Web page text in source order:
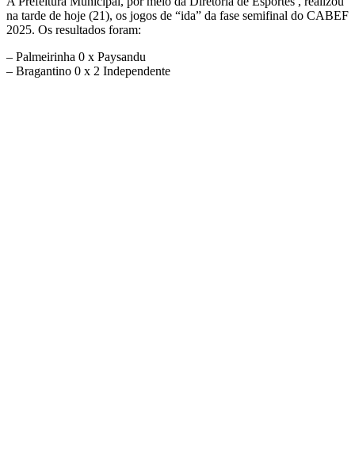
na tarde de hoje (21), os jogos de “ida” da fase semifinal do CABEF
2025. Os resultados foram:
– Palmeirinha 0 x Paysandu
– ⁠Bragantino 0 x 2 Independente